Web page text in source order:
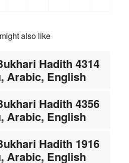
also like
Hadith 4314
Arabic, English
Hadith 4356
Arabic, English
Hadith 1916
Arabic, English